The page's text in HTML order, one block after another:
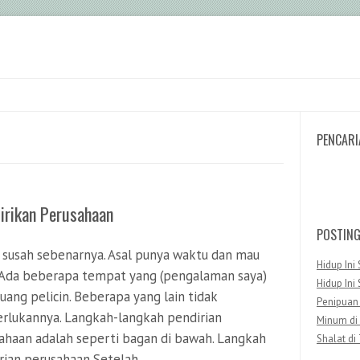
Perusahaan
sebenarnya. Asal punya waktu dan mau
beberapa tempat yang (pengalaman saya)
pelicin. Beberapa yang lain tidak
Langkah-langkah pendirian
adalah seperti bagan di bawah. Langkah
Hidup Ini
Hidup Ini
Minum
Shalat di